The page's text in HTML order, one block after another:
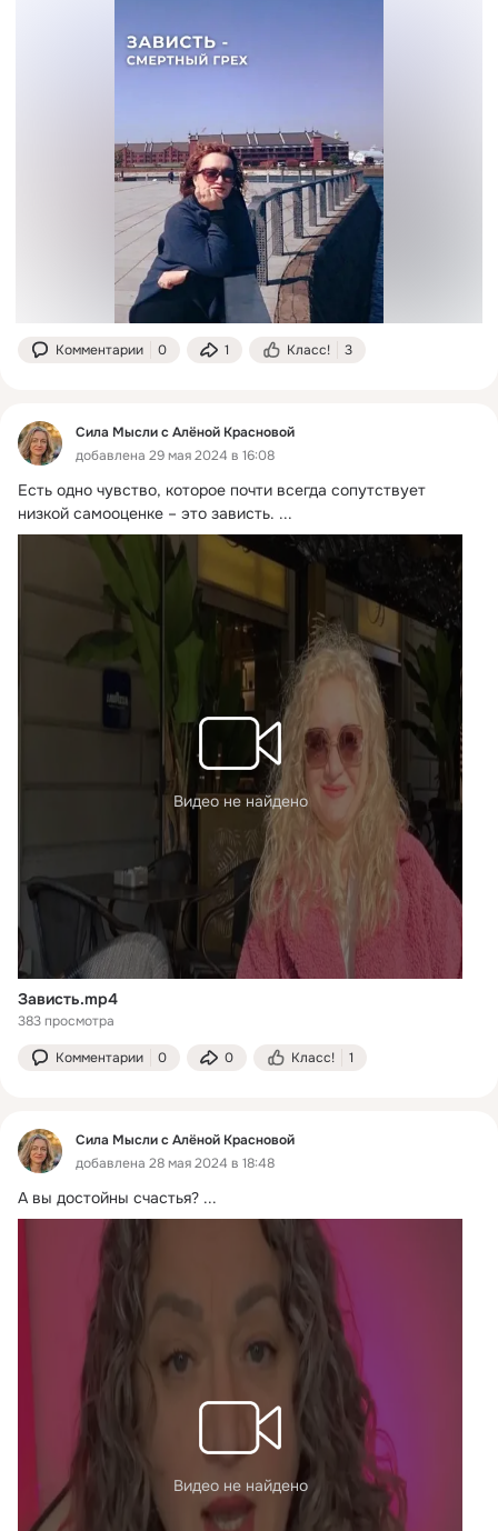
Комментарии 0 1 Класс! 3
Сила Мысли с Алёной Красновой
добавлена 29 мая 2024 в 16:08
Есть одно чувство, которое почти всегда сопутствует
низкой самооценке – это зависть. ...
Видео не найдено
Зависть.mp4
383 просмотра
Комментарии 0 0 Класс! 1
Сила Мысли с Алёной Красновой
добавлена 28 мая 2024 в 18:48
А вы достойны счастья? ...
Видео не найдено